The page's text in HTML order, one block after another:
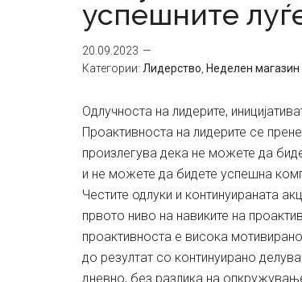
успешните
20.09.2023
Категории: Лидерство Неделен
Одлучноста на лидерите,
Проактивноста на лидерите се
произлегува дека не можете да
и не можете да бидете успешна
Честите одлуки и континуираната
првото ниво на навиките на
проактивноста е висока
до резултат со континуирано
дневно, без разлика на